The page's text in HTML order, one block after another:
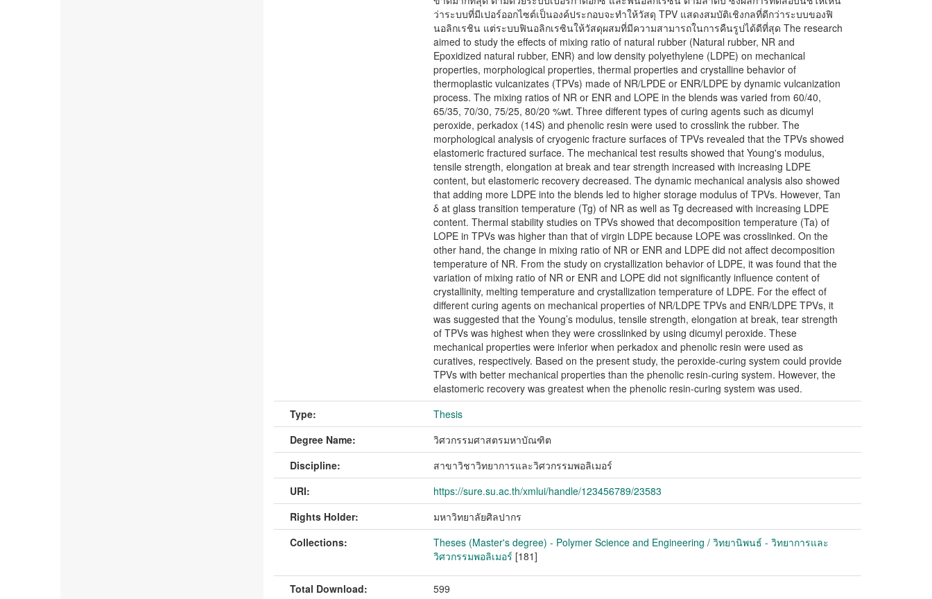
ว่าระบบที่มีเปอร์ออกไซต์เป็นองค์ประกอบจะทำให้วัสดุ TPV แสดงสมบัติเชิงกลที่ดีกว่าระบบของฟิ
นอลิกเรชิน แต่ระบบฟินอลิกเรซินให้วัสดุผสมที่มีความสามารถในการคืนรูปได้ดีที่สุด The research
aimed to study the effects of mixing ratio of natural rubber (Natural rubber, NR and
Epoxidized natural rubber, ENR) and low density polyethylene (LDPE) on mechanical
properties, morphological properties, thermal properties and crystalline behavior of
thermoplastic vulcanizates (TPVs) made of NR/LPDE or ENR/LDPE by dynamic vulcanization
process. The mixing ratios of NR or ENR and LOPE in the blends was varied from 60/40,
65/35, 70/30, 75/25, 80/20 %wt. Three different types of curing agents such as dicumyl
peroxide, perkadox (14S) and phenolic resin were used to crosslink the rubber. The
morphological analysis of cryogenic fracture surfaces of TPVs revealed that the TPVs showed
elastomeric fractured surface. The mechanical test results showed that Young's modulus,
tensile strength, elongation at break and tear strength increased with increasing LDPE
content, but elastomeric recovery decreased. The dynamic mechanical analysis also showed
that adding more LDPE into the blends led to higher storage modulus of TPVs. However, Tan
δ at glass transition temperature (Tg) of NR as well as Tg decreased with increasing LDPE
content. Thermal stability studies on TPVs showed that decomposition temperature (Ta) of
LOPE in TPVs was higher than that of virgin LDPE because LOPE was crosslinked. On the
other hand, the change in mixing ratio of NR or ENR and LDPE did not affect decomposition
temperature of NR. From the study on crystallization behavior of LDPE, it was found that the
variation of mixing ratio of NR or ENR and LOPE did not significantly influence content of
crystallinity, melting temperature and crystallization temperature of LDPE. For the effect of
different curing agents on mechanical properties of NR/LDPE TPVs and ENR/LDPE TPVs, it
was suggested that the Young’s modulus, tensile strength, elongation at break, tear strength
of TPVs was highest when they were crosslinked by using dicumyl peroxide. These
mechanical properties were inferior when perkadox and phenolic resin were used as
curatives, respectively. Based on the present study, the peroxide-curing system could provide
TPVs with better mechanical properties than the phenolic resin-curing system. However, the
elastomeric recovery was greatest when the phenolic resin-curing system was used.
Type:
Thesis
Degree Name:
วิศวกรรมศาสตรมหาบัณฑิต
Discipline:
สาขาวิชาวิทยาการและวิศวกรรมพอลิเมอร์
URI:
https://sure.su.ac.th/xmlui/handle/123456789/23583
Rights Holder:
มหาวิทยาลัยศิลปากร
Collections:
Theses (Master's degree) - Polymer Science and Engineering / วิทยานิพนธ์ - วิทยาการและ
วิศวกรรมพอลิเมอร์ [181]
Total Download: 599